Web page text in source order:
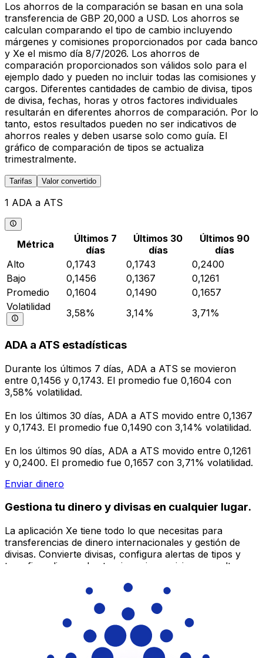
Los ahorros de la comparación se basan en una sola
transferencia de GBP 20,000 a USD. Los ahorros se
calculan comparando el tipo de cambio incluyendo
márgenes y comisiones proporcionados por cada banco
y Xe el mismo día 8/7/2026. Los ahorros de
comparación proporcionados son válidos solo para el
ejemplo dado y pueden no incluir todas las comisiones y
cargos. Diferentes cantidades de cambio de divisa, tipos
de divisa, fechas, horas y otros factores individuales
resultarán en diferentes ahorros de comparación. Por lo
tanto, estos resultados pueden no ser indicativos de
ahorros reales y deben usarse solo como guía. El
gráfico de comparación de tipos se actualiza
trimestralmente.
Tarifas Valor convertido
1 ADA a ATS
Métrica
Últimos 7
días
Últimos 30
días
Últimos 90
días
Alto
0,1743 0,1743
0,2400
Bajo
0,1456 0,1367
0,1261
Promedio
0,1604 0,1490
0,1657
Volatilidad
3,58% 3,14% 3,71%
ADA a ATS estadísticas
Durante los últimos 7 días, ADA a ATS se movieron
entre 0,1456 y 0,1743. El promedio fue 0,1604 con
3,58% volatilidad.
En los últimos 30 días, ADA a ATS movido entre 0,1367
y 0,1743. El promedio fue 0,1490 con 3,14% volatilidad.
En los últimos 90 días, ADA a ATS movido entre 0,1261
y 0,2400. El promedio fue 0,1657 con 3,71% volatilidad.
Enviar dinero
Gestiona tu dinero y divisas en cualquier lugar.
La aplicación Xe tiene todo lo que necesitas para
transferencias de dinero internacionales y gestión de
divisas. Convierte divisas, configura alertas de tipos y
transfiere dinero al extranjero sin comisiones ocultas.